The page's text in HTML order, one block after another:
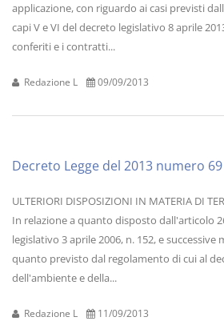
applicazione, con riguardo ai casi previsti
capi V e VI del decreto legislativo 8 aprile
conferiti e i contratti...
Redazione L 09/09/2013
Decreto Legge del 2013 numero
ULTERIORI DISPOSIZIONI IN MATERIA DI
In relazione a quanto disposto dall'articolo
legislativo 3 aprile 2006, n. 152, e
quanto previsto dal regolamento di cui al
dell'ambiente e della...
Redazione L 11/09/2013